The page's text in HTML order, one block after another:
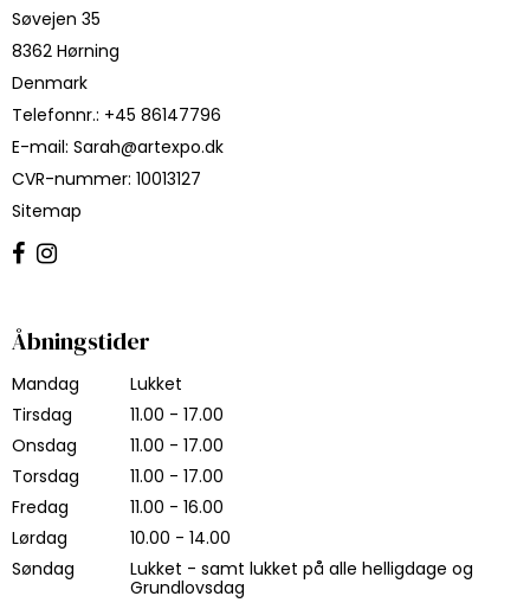
Søvejen 35
8362 Hørning
Denmark
Telefonnr.: +45 86147796
E-mail: Sarah@artexpo.dk
CVR-nummer: 10013127
Sitemap
Åbningstider
Mandag
Lukket
Tirsdag
11.00 - 17.00
Onsdag
11.00 - 17.00
Torsdag
11.00 - 17.00
Fredag
11.00 - 16.00
Lørdag
10.00 - 14.00
Søndag
Lukket - samt lukket på alle helligdage og
Grundlovsdag